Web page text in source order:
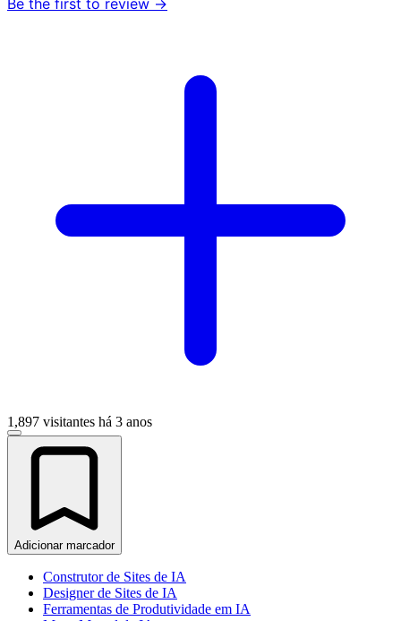
Be the first to review →
1,897 visitantes há 3 anos
Adicionar marcador
Construtor de Sites de IA
Designer de Sites de IA
Ferramentas de Produtividade em IA